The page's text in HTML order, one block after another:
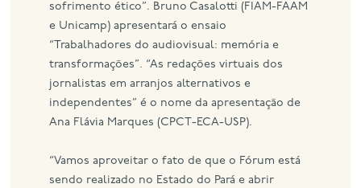
sofrimento ético”. Bruno Casalotti (FIAM-FAAM
e Unicamp) apresentará o ensaio
“Trabalhadores do audiovisual: memória e
transformações”. “As redações virtuais dos
jornalistas em arranjos alternativos e
independentes” é o nome da apresentação de
Ana Flávia Marques (CPCT-ECA-USP).
“Vamos aproveitar o fato de que o Fórum está
sendo realizado no Estado do Pará e abrir